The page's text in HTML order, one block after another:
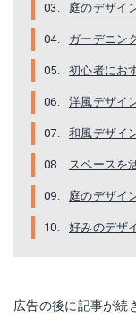
庭のデザイ
ガーデニン
初心者にお
洋風デザイ
和風デザイ
スペースを
庭のデザイ
好みのデザ
広告の後に記事が続